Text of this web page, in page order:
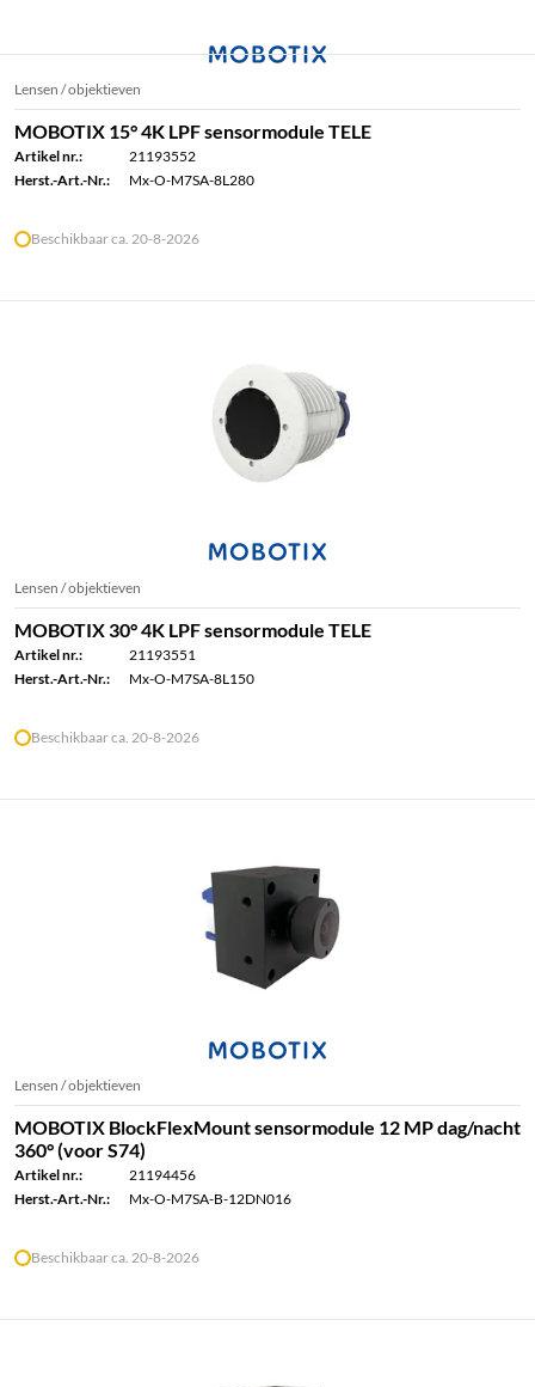
Lensen / objektieven
MOBOTIX 15° 4K LPF sensormodule TELE
Artikel nr.:
21193552
Herst.-Art.-Nr.:
Mx-O-M7SA-8L280
Beschikbaar ca. 20-8-2026
Lensen / objektieven
MOBOTIX 30° 4K LPF sensormodule TELE
Artikel nr.:
21193551
Herst.-Art.-Nr.:
Mx-O-M7SA-8L150
Beschikbaar ca. 20-8-2026
Lensen / objektieven
MOBOTIX BlockFlexMount sensormodule 12 MP dag/nacht
360° (voor S74)
Artikel nr.:
21194456
Herst.-Art.-Nr.:
Mx-O-M7SA-B-12DN016
Beschikbaar ca. 20-8-2026